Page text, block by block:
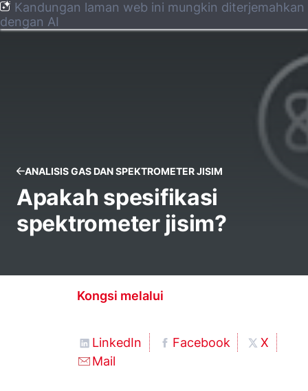
Kandungan laman web ini mungkin diterjemahkan
dengan AI
ANALISIS GAS DAN SPEKTROMETER JISIM
Apakah spesifikasi
spektrometer jisim?
Kongsi melalui
LinkedIn Facebook
X
Mail